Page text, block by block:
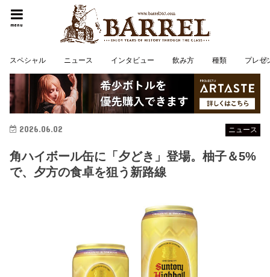
menu
スペシャル ニュース インタビュー 飲み方 種類 プレゼ
ニュース
2026.06.02
角ハイボール缶に「夕どき」登場。柚子＆5%
で、夕方の食卓を狙う新路線